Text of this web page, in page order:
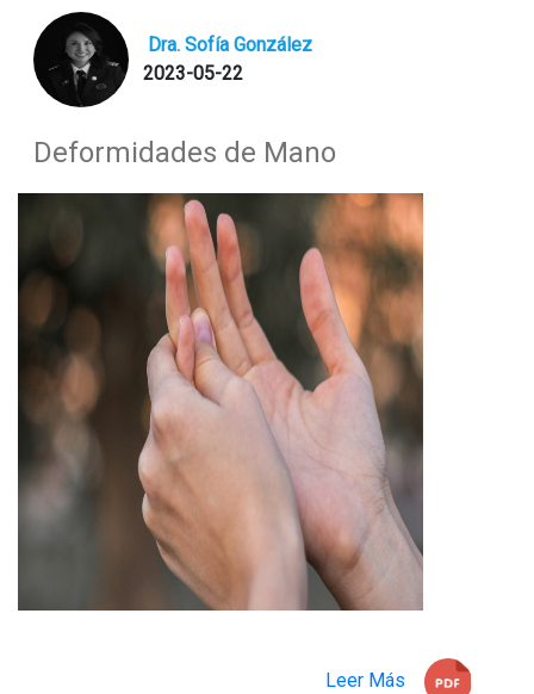
Dra. Sofía González
2023-05-22
Deformidades de Mano
Leer Más